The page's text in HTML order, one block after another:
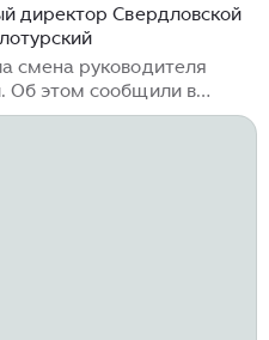
директор Свердловской
смена руководителя
Об этом сообщили в
политики